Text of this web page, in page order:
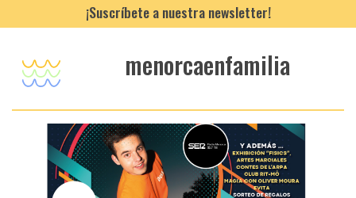
¡Suscríbete a nuestra newsletter!
menorcaenfamilia